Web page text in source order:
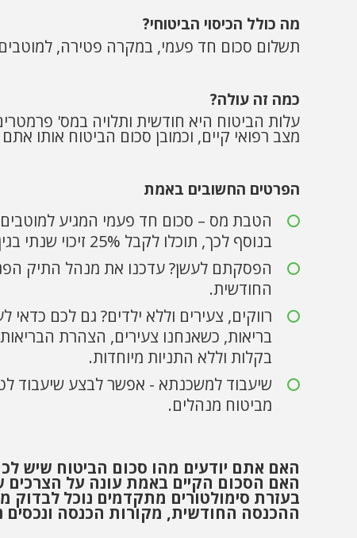
מה כולל הכיסוי הביטוחי?
תשלום סכום חד פעמי, במקרה פטירה,
כמה זה עולה?
עלות הביטוח היא חודשית ותלויה במס'
מצב רפואי קיים, וכמובן סכום הביטוח אותו
הפרטים החשובים באמת
הטבת מס – סכום חד פעמי המגיע
בנוסף לכך, תוכלו לקבל 25% זיכוי שנתי בגין עלות הביטוח. הזיכוי מוגבל בסכום בהתאם לחוק.
החודשית.
רווקים, צעירים וללא ילדים? גם לכם
בריאות, כשאנחנו צעירים, הצהרת
בקלות וללא התניות מיוחדות.
שיעבוד למשכנתא - אפשר לבצע שיעבוד
מביטוח מנהלים.
האם אתם יודעים מהו סכום הביטוח שיש
האם הסכום הקיים באמת עונה על הצרכים
בעזרת סימולטורים מתקדמים נוכל
ההכנסה החודשית, מקורות הכנסה ונכסים